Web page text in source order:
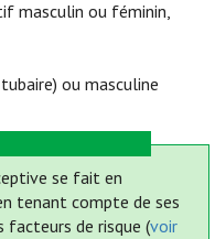
masculin ou féminin,
ou masculine
se fait en
tenant compte de ses
facteurs de risque (voir